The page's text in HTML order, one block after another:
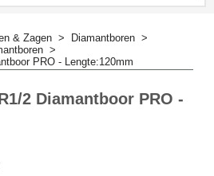
& Zagen > Diamantboren >
>
PRO - Lengte:120mm
2 Diamantboor PRO -